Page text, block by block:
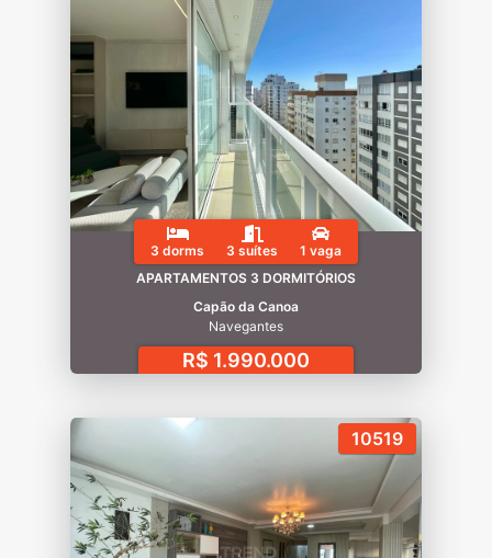
3 dorms 3 suítes
1 vaga
APARTAMENTOS 3 DORMITÓRIOS
Capão da Canoa
Navegantes
R$ 1.990.000
10519